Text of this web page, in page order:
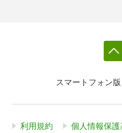
スマートフォン版
利用規約 個人情報保護